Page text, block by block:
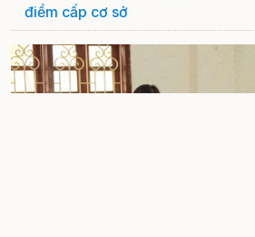
điểm cấp cơ sở